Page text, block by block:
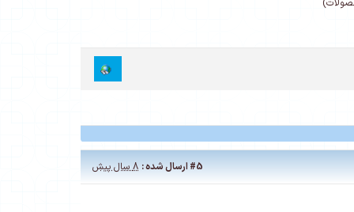
#5ارسال شده : 8 سال پیش